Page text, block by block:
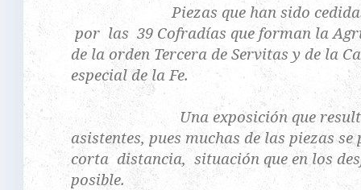
Piezas que han sido cedidas
por las 39 Cofradías que forman la
de la orden Tercera de Servitas y de la
especial de la Fe.
Una exposición que resultó
asistentes, pues muchas de las piezas
corta distancia, situación que en los
posible.